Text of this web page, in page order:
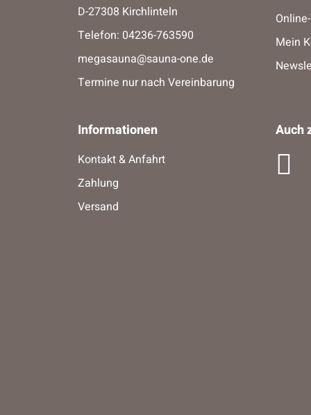
D-27308 Kirchlinteln
Telefon: 04236-763590
megasauna@sauna-one.de
Termine nur nach Vereinbarung
Mein
Informationen
Kontakt & Anfahrt
Zahlung
Versand
Auch